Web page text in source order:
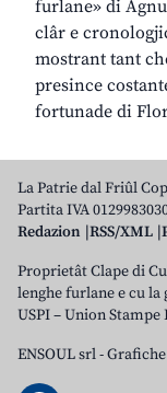
furlane» di
clâr e
mostrant tant
presince
fortunade di
La Patrie dal Friûl
Partita IVA
Redazion RSS/XML
Proprietât Clape di
lenghe furlane e cu la
USPI – Union
ENSOUL srl-